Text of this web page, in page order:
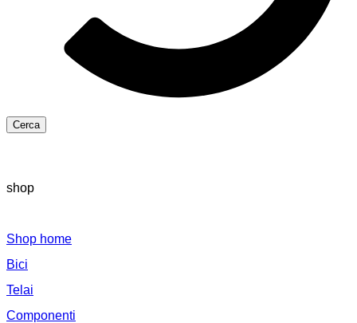
Cerca
shop
Shop home
Bici
Telai
Componenti